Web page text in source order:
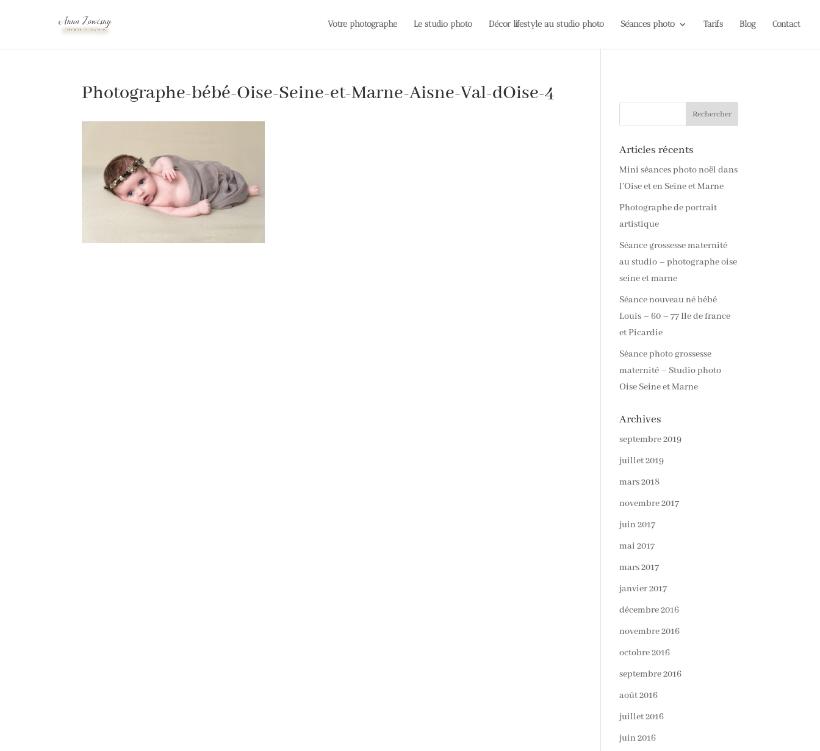
Votre photographe Le studio photo Décor lifestyle au studio photo Séances photo Tarifs Blog Contact
Photographe-bébé-Oise-Seine-et-Marne-Aisne-Val-dOise-4
Articles récents
Mini séances photo noël dans
l’Oise et en Seine et Marne
Photographe de portrait
artistique
Séance grossesse maternité
au studio – photographe oise
seine et marne
Séance nouveau né bébé
Louis – 60 – 77 Ile de france
et Picardie
Séance photo grossesse
maternité – Studio photo
Oise Seine et Marne
Archives
septembre 2019
juillet 2019
mars 2018
novembre 2017
juin 2017
mai 2017
mars 2017
janvier 2017
décembre 2016
novembre 2016
octobre 2016
septembre 2016
août 2016
juillet 2016
juin 2016